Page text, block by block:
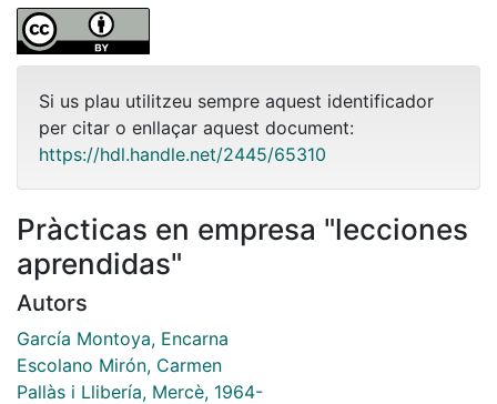
Si us plau utilitzeu sempre aquest identificador
per citar o enllaçar aquest document:
https://hdl.handle.net/2445/65310
Pràcticas en empresa "lecciones
aprendidas"
Autors
García Montoya, Encarna
Escolano Mirón, Carmen
Pallàs i Llibería, Mercè, 1964-